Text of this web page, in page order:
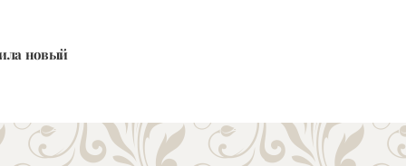
новый